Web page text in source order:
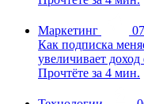
Маркетинг
Как подписка
увеличивает
Прочтёте за 4 мин.